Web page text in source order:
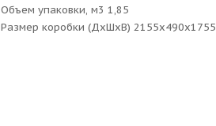
Объем упаковки, м3 1,85
Размер коробки (ДхШхВ) 2155х490х1755